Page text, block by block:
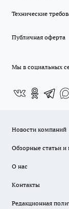
Технические
Публичная оферта
Мы в социальных
Новости компаний
Обзорные статьи и
О нас
Контакты
Редакционная